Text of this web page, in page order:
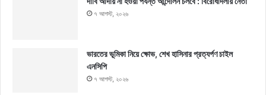
৭ আগস্ট, ২০২৬
ভারতের ভূমিকা নিয়ে ক্ষোভ, শেখ হাসিনার প্রত্যর্পণ চাইল
এনসিপি
৭ আগস্ট, ২০২৬